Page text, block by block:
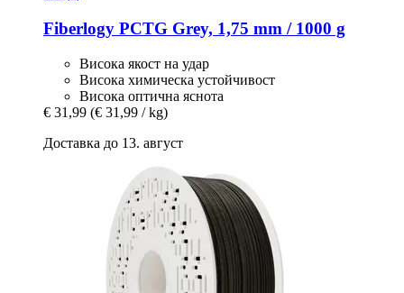
Fiberlogy PCTG Grey, 1,75 mm / 1000 g
Висока якост на удар
Висока химическа устойчивост
Висока оптична яснота
€ 31,99 (€ 31,99 / kg)
Доставка до 13. август